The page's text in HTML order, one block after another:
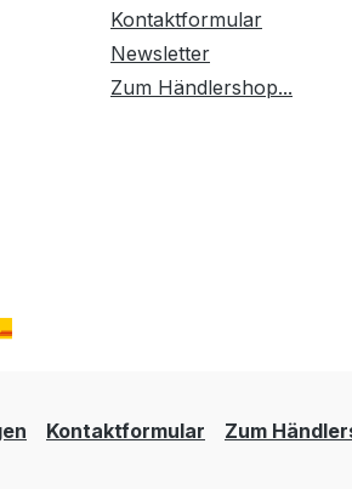
Kontaktformular
Newsletter
Zum Händlershop...
Kontaktformular Zum